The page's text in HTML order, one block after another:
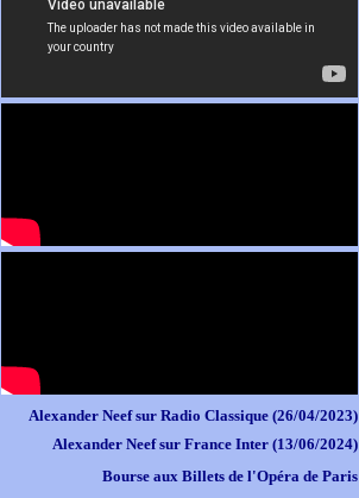
Alexander Neef sur Radio Classique (26/04/2023)
Alexander Neef sur France Inter (13/06/2024)
Bourse aux Billets de l'Opéra de Paris